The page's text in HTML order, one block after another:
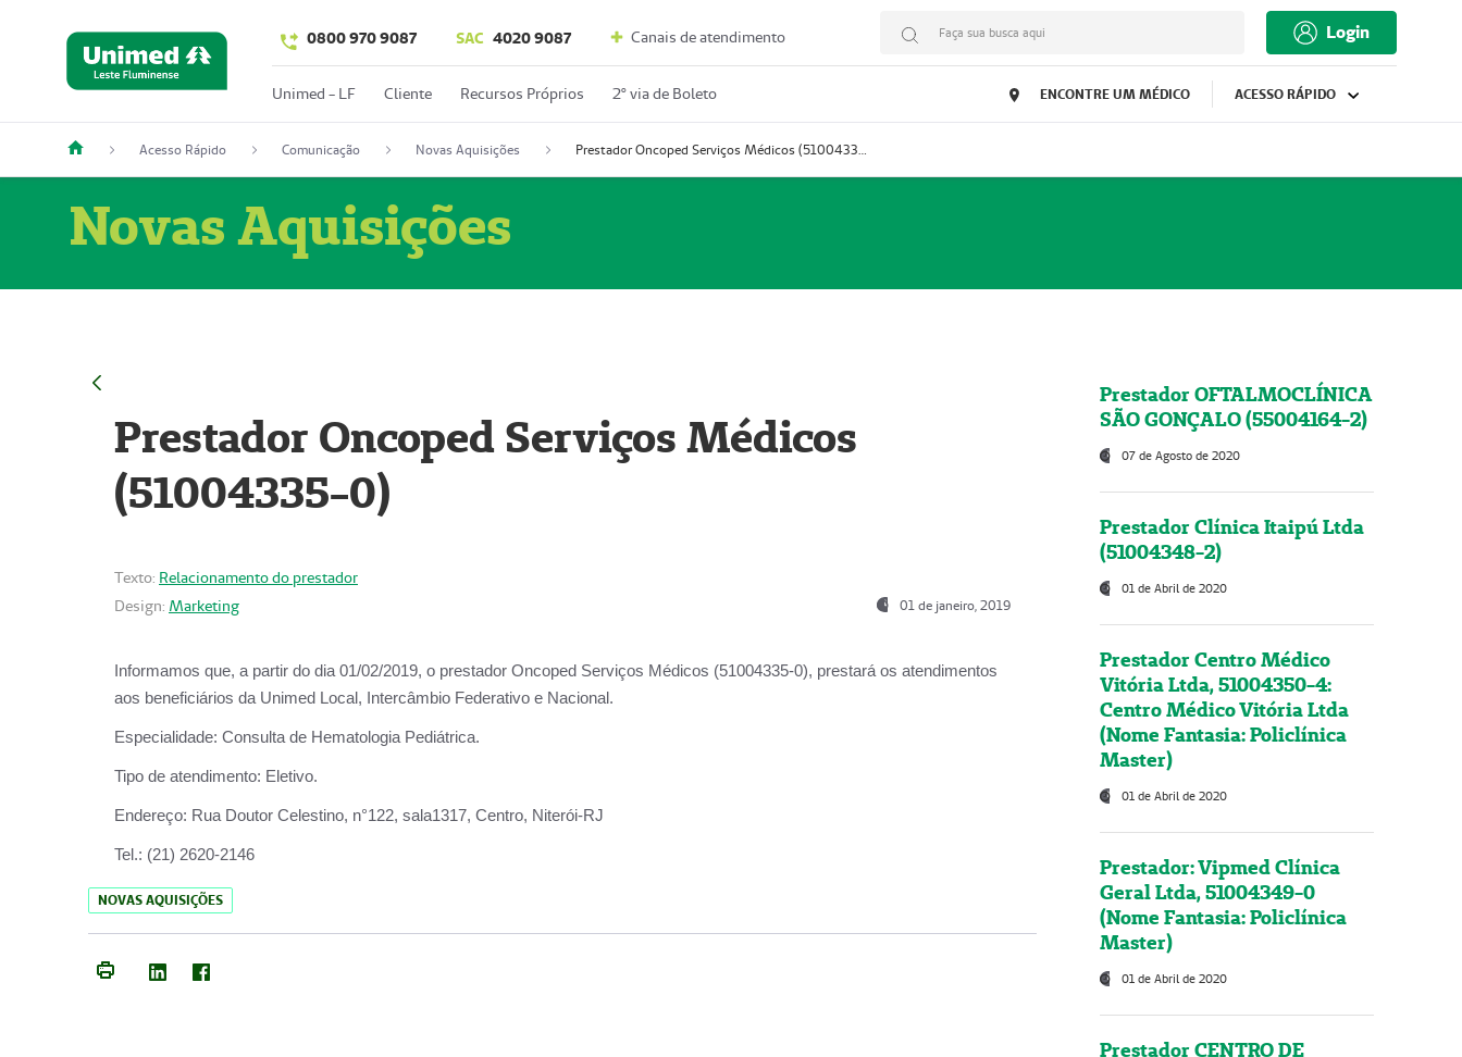
0800 970 9087 SAC 4020 9087 Canais de atendimento Faça sua busca aqui Login
Unimed - LF Cliente Recursos Próprios 2º via de Boleto ENCONTRE UM MÉDICO ACESSO RÁPIDO
Acesso Rápido Comunicação Novas Aquisições Prestador Oncoped Serviços Médicos (51004335-0)
Novas Aquisições
Prestador Oncoped Serviços Médicos
(51004335-0)
Texto: Relacionamento do prestador
Design: Marketing 01 de janeiro, 2019
Informamos que, a partir do dia 01/02/2019, o prestador Oncoped Serviços Médicos (51004335-0), prestará os atendimentos
aos beneficiários da Unimed Local, Intercâmbio Federativo e Nacional.
Especialidade: Consulta de Hematologia Pediátrica.
Tipo de atendimento: Eletivo.
Endereço: Rua Doutor Celestino, n°122, sala1317, Centro, Niterói-RJ
Tel.: (21) 2620-2146
NOVAS AQUISIÇÕES
Prestador OFTALMOCLÍNICA
SÃO GONÇALO (55004164-2)
07 de Agosto de 2020
Prestador Clínica Itaipú Ltda
(51004348-2)
01 de Abril de 2020
Prestador Centro Médico
Vitória Ltda, 51004350-4:
Centro Médico Vitória Ltda
(Nome Fantasia: Policlínica
Master)
01 de Abril de 2020
Prestador: Vipmed Clínica
Geral Ltda, 51004349-0
(Nome Fantasia: Policlínica
Master)
01 de Abril de 2020
Prestador CENTRO DE